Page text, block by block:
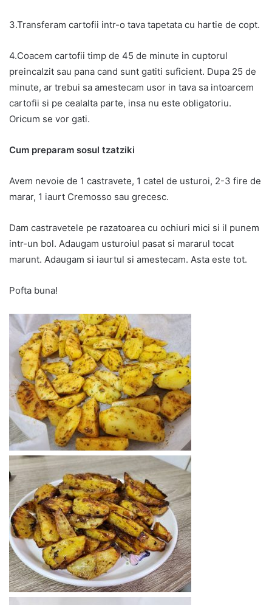
3.Transferam cartofii intr-o tava tapetata cu hartie de copt.
4.Coacem cartofii timp de 45 de minute in cuptorul
preincalzit sau pana cand sunt gatiti suficient. Dupa 25 de
minute, ar trebui sa amestecam usor in tava sa intoarcem
cartofii si pe cealalta parte, insa nu este obligatoriu.
Oricum se vor gati.
Cum preparam sosul tzatziki
Avem nevoie de 1 castravete, 1 catel de usturoi, 2-3 fire de
marar, 1 iaurt Cremosso sau grecesc.
Dam castravetele pe razatoarea cu ochiuri mici si il punem
intr-un bol. Adaugam usturoiul pasat si mararul tocat
marunt. Adaugam si iaurtul si amestecam. Asta este tot.
Pofta buna!